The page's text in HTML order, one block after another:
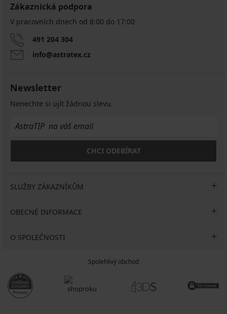
Zákaznická podpora
V pracovních dnech od 8:00 do 17:00
491 204 304
info@astratex.cz
Newsletter
Nenechte si ujít žádnou slevu.
CHCI ODEBÍRAT
SLUŽBY ZÁKAZNÍKŮM
OBECNÉ INFORMACE
O SPOLEČNOSTI
Spolehlivý obchod